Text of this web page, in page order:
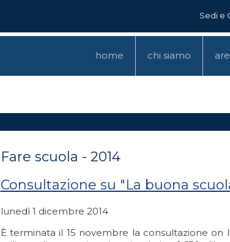
Sedi e
home chi siamo
Fare scuola - 2014
Consultazione su "La buona
lunedì 1 dicembre 2014
È terminata il 15 novembre la consultazione